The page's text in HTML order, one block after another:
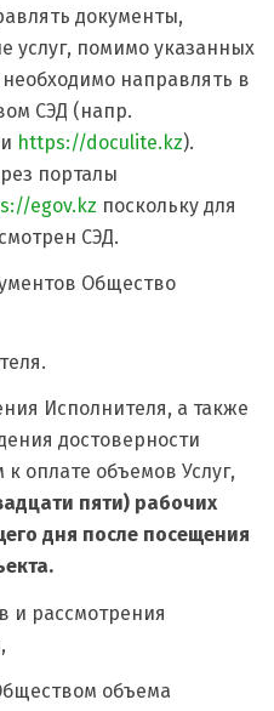
документы,
услуг, помимо указанных
направлять в
СЭД (напр.
https://doculite.kz).
порталы
egov.kz поскольку для
СЭД.
Общество
Исполнителя, а также
достоверности
оплате объемов Услуг,
пяти) рабочих
дня после посещения
и рассмотрения
объема